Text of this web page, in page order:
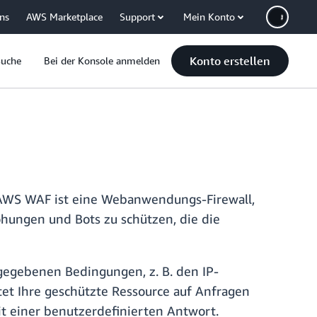
AWS Marketplace Support Mein Konto
Bei der Konsole anmelden Konto erstellen
WAF ist eine Webanwendungs-Firewall,
und Bots zu schützen, die die
Bedingungen, z. B. den IP-
Ihre geschützte Ressource auf Anfragen
einer benutzerdefinierten Antwort.